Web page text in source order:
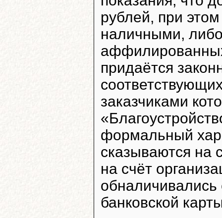
рублей, при
наличными,
придаётся
заказчиками
формальный
сказываются на
на счёт
обналичивались
банковской